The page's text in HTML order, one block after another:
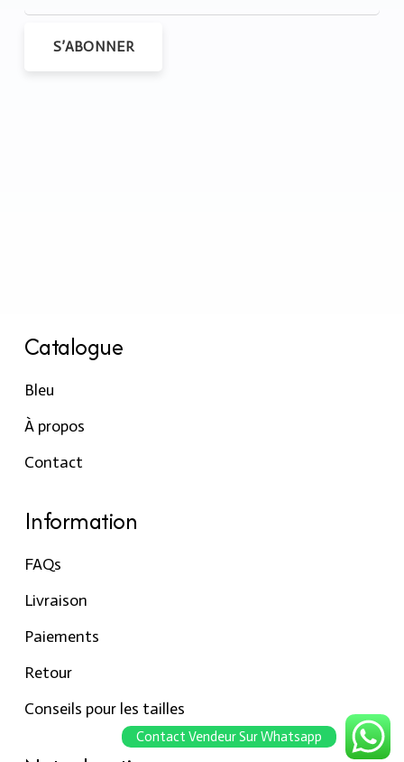
S’ABONNER
Catalogue
Bleu
À propos
Contact
Information
FAQs
Livraison
Paiements
Retour
Conseils pour les tailles
Contact Vendeur Sur Whatsapp